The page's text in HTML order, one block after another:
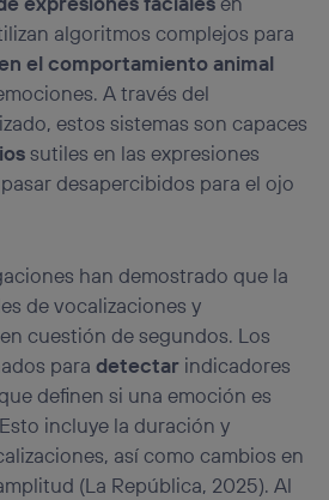
algoritmos complejos para
el comportamiento animal
A través del
estos sistemas son capaces
sutiles en las expresiones
desapercibidos para el ojo
han demostrado que la
de vocalizaciones y
cuestión de segundos. Los
paradetectar indicadores
definen si una emoción es
incluye la duración y
así como cambios en
(La República, 2025). Al